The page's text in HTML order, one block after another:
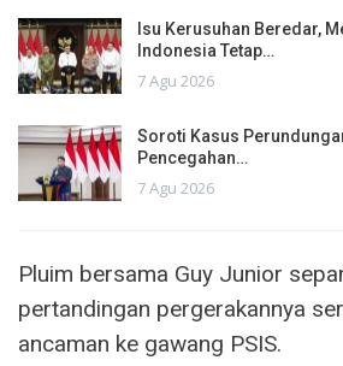
Isu Kerusuhan Beredar,
Indonesia Tetap…
7 Agu 2026
Soroti Kasus
Pencegahan…
7 Agu 2026
Pluim bersama Guy Junior
pertandingan pergerakannya
ancaman ke gawang PSIS.